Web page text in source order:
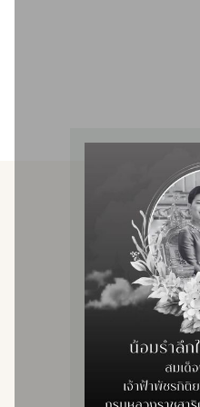
ให้บริการฟอกเลือดด้ว
ให้บริการผู้ป่วยทุกสิทธิ
เปิดให้บริการ 2 หน่วย
มีแพทย์เฉพาะทางอายุร
การอบรม เชี่ยวชาญด้า
อัตราการให้บริการ